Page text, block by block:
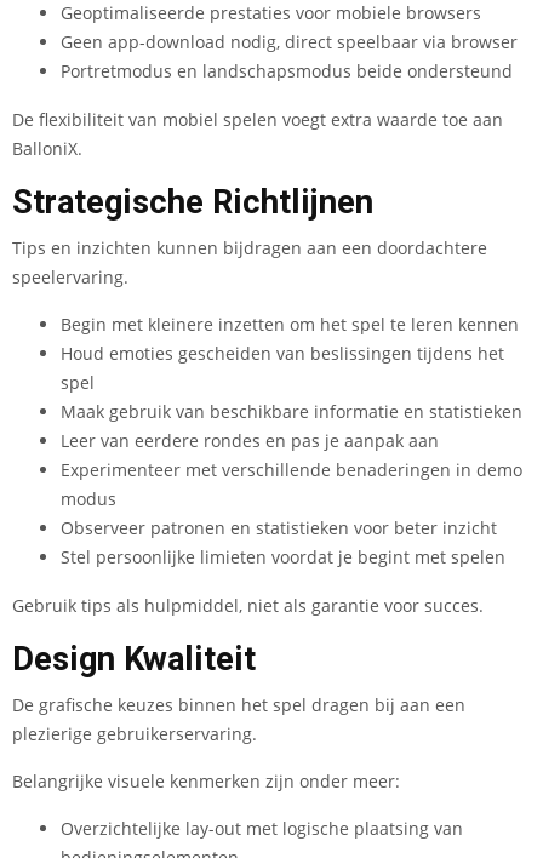
Geoptimaliseerde prestaties voor mobiele browsers
Geen app-download nodig, direct speelbaar via browser
Portretmodus en landschapsmodus beide ondersteund
De flexibiliteit van mobiel spelen voegt extra waarde toe aan
BalloniX.
Strategische Richtlijnen
Tips en inzichten kunnen bijdragen aan een doordachtere
speelervaring.
Begin met kleinere inzetten om het spel te leren kennen
Houd emoties gescheiden van beslissingen tijdens het
spel
Maak gebruik van beschikbare informatie en statistieken
Leer van eerdere rondes en pas je aanpak aan
Experimenteer met verschillende benaderingen in demo
modus
Observeer patronen en statistieken voor beter inzicht
Stel persoonlijke limieten voordat je begint met spelen
Gebruik tips als hulpmiddel, niet als garantie voor succes.
Design Kwaliteit
De grafische keuzes binnen het spel dragen bij aan een
plezierige gebruikerservaring.
Belangrijke visuele kenmerken zijn onder meer:
Overzichtelijke lay-out met logische plaatsing van